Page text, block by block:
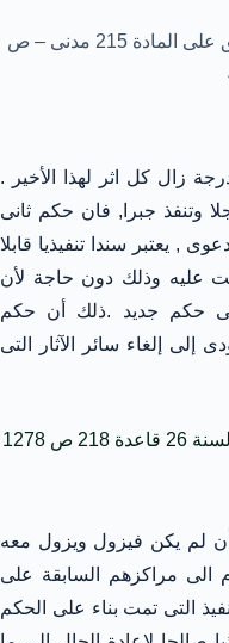
المستشار عبدالمنعم الشربينى – التعليق على المادة 215 مدنى – ص
زال كل اثر لهذا الأخير .
وتنفذ جبرا, فان حكم ثانى
, يعتبر سندا تنفيذيا قابلا
عليه وذلك دون حاجة لأن
حكم جديد .ذلك أن حكم
إلى إلغاء سائر الآثار التى
لم يكن فيزول ويزول معه
الى مراكزهم السابقة على
التى تمت بناء على الحكم